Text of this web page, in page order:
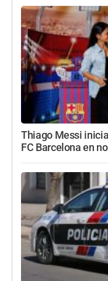
Thiago Messi
FC Barcelona en